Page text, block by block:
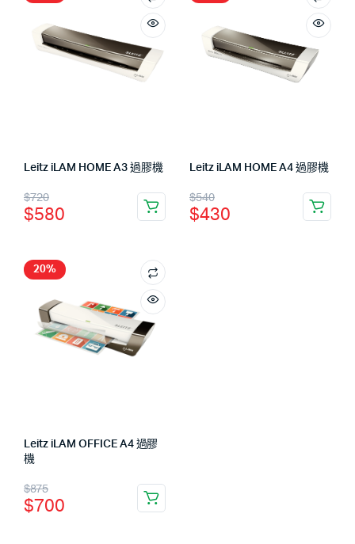
Leitz iLAM HOME A3 過膠機
$720
$580
Leitz iLAM HOME A4 過膠機
$540
$430
20%
Leitz iLAM OFFICE A4 過膠
機
$875
$700